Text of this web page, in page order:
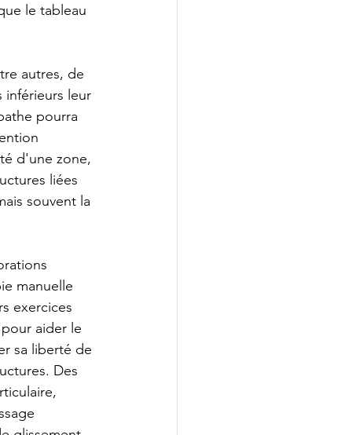
le tableau
autres, de
inférieurs leur
pourra
d'une zone,
liées
souvent la
manuelle
exercices
aider le
sa liberté de
Des